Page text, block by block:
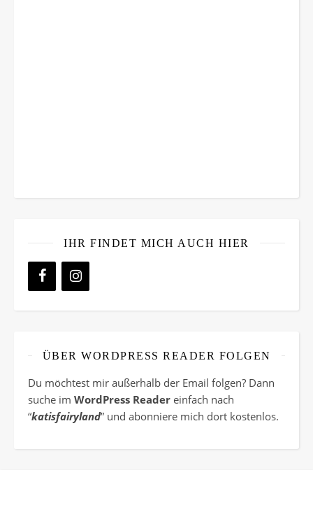
IHR FINDET MICH AUCH HIER
ÜBER WORDPRESS READER FOLGEN
Du möchtest mir außerhalb der Email folgen? Dann
suche im WordPress Reader einfach nach
“katisfairyland” und abonniere mich dort kostenlos.